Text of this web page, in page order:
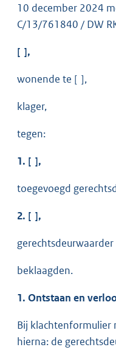
10 december 2024
C/13/761840 / DW
[ ],
wonende te [ ],
klager,
tegen:
1. [ ],
toegevoegd
2. [ ],
beklaagden.
1. Ontstaan en
Bij klachtenformulier
hierna: de